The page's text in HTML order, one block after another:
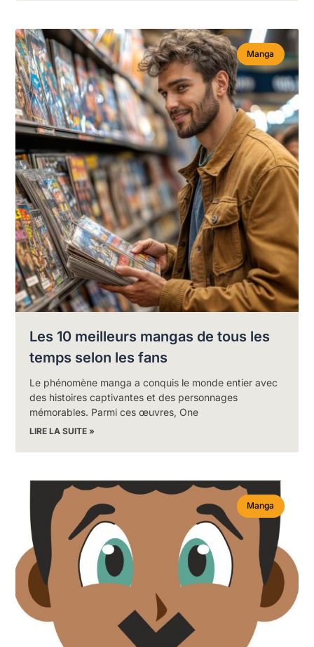
Manga
Les 10 meilleurs mangas de tous les
temps selon les fans
Le phénomène manga a conquis le monde entier avec
des histoires captivantes et des personnages
mémorables. Parmi ces œuvres, One
LIRE LA SUITE »
Manga